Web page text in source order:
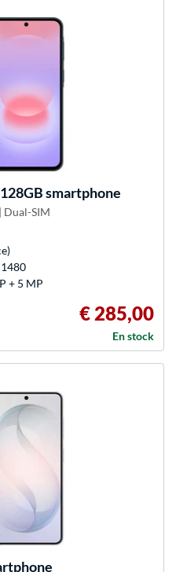
smartphone
Dual-SIM
1480
+ 5 MP
€ 285,00
En stock